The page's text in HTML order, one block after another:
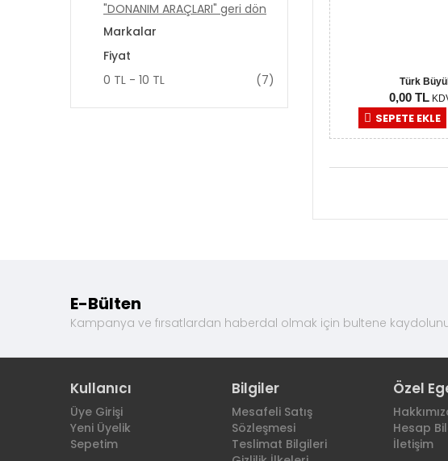
"DONANIM ARAÇLARI" geri dön
Markalar
Fiyat
0 TL - 10 TL
(7) Türk
0,00 TL
SEPETE EKLE
E-Bülten
Kampanya ve fırsatlardan haberdal olmak için bultene
Kullanıcı
Üye Girişi
Yeni Üyelik
Sepetim
Bilgiler
Mesafeli Satış
Sözleşmesi
Teslimat Bilgileri
Özel
Hesap
İletişim